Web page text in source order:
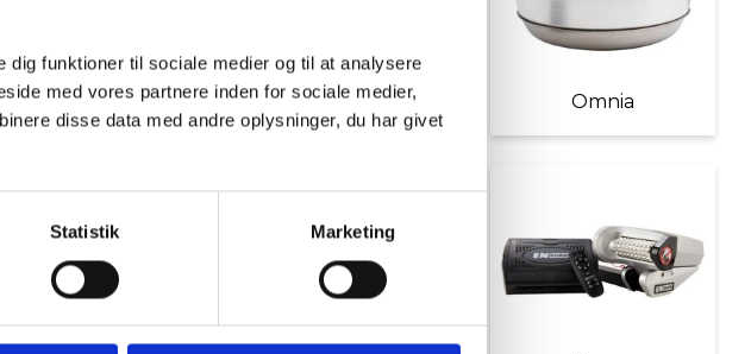
funktioner til sociale medier og til at analysere
med vores partnere inden for sociale medier,
disse data med andre oplysninger, du har givet
Statistik Marketing
udstyr Møbler Omnia